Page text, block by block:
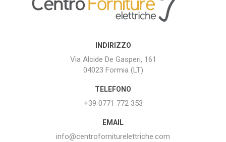
INDIRIZZO
Via Alcide De Gasperi, 161
04023 Formia (LT)
TELEFONO
+39 0771 772 353
EMAIL
info@centroforniturelettriche.com